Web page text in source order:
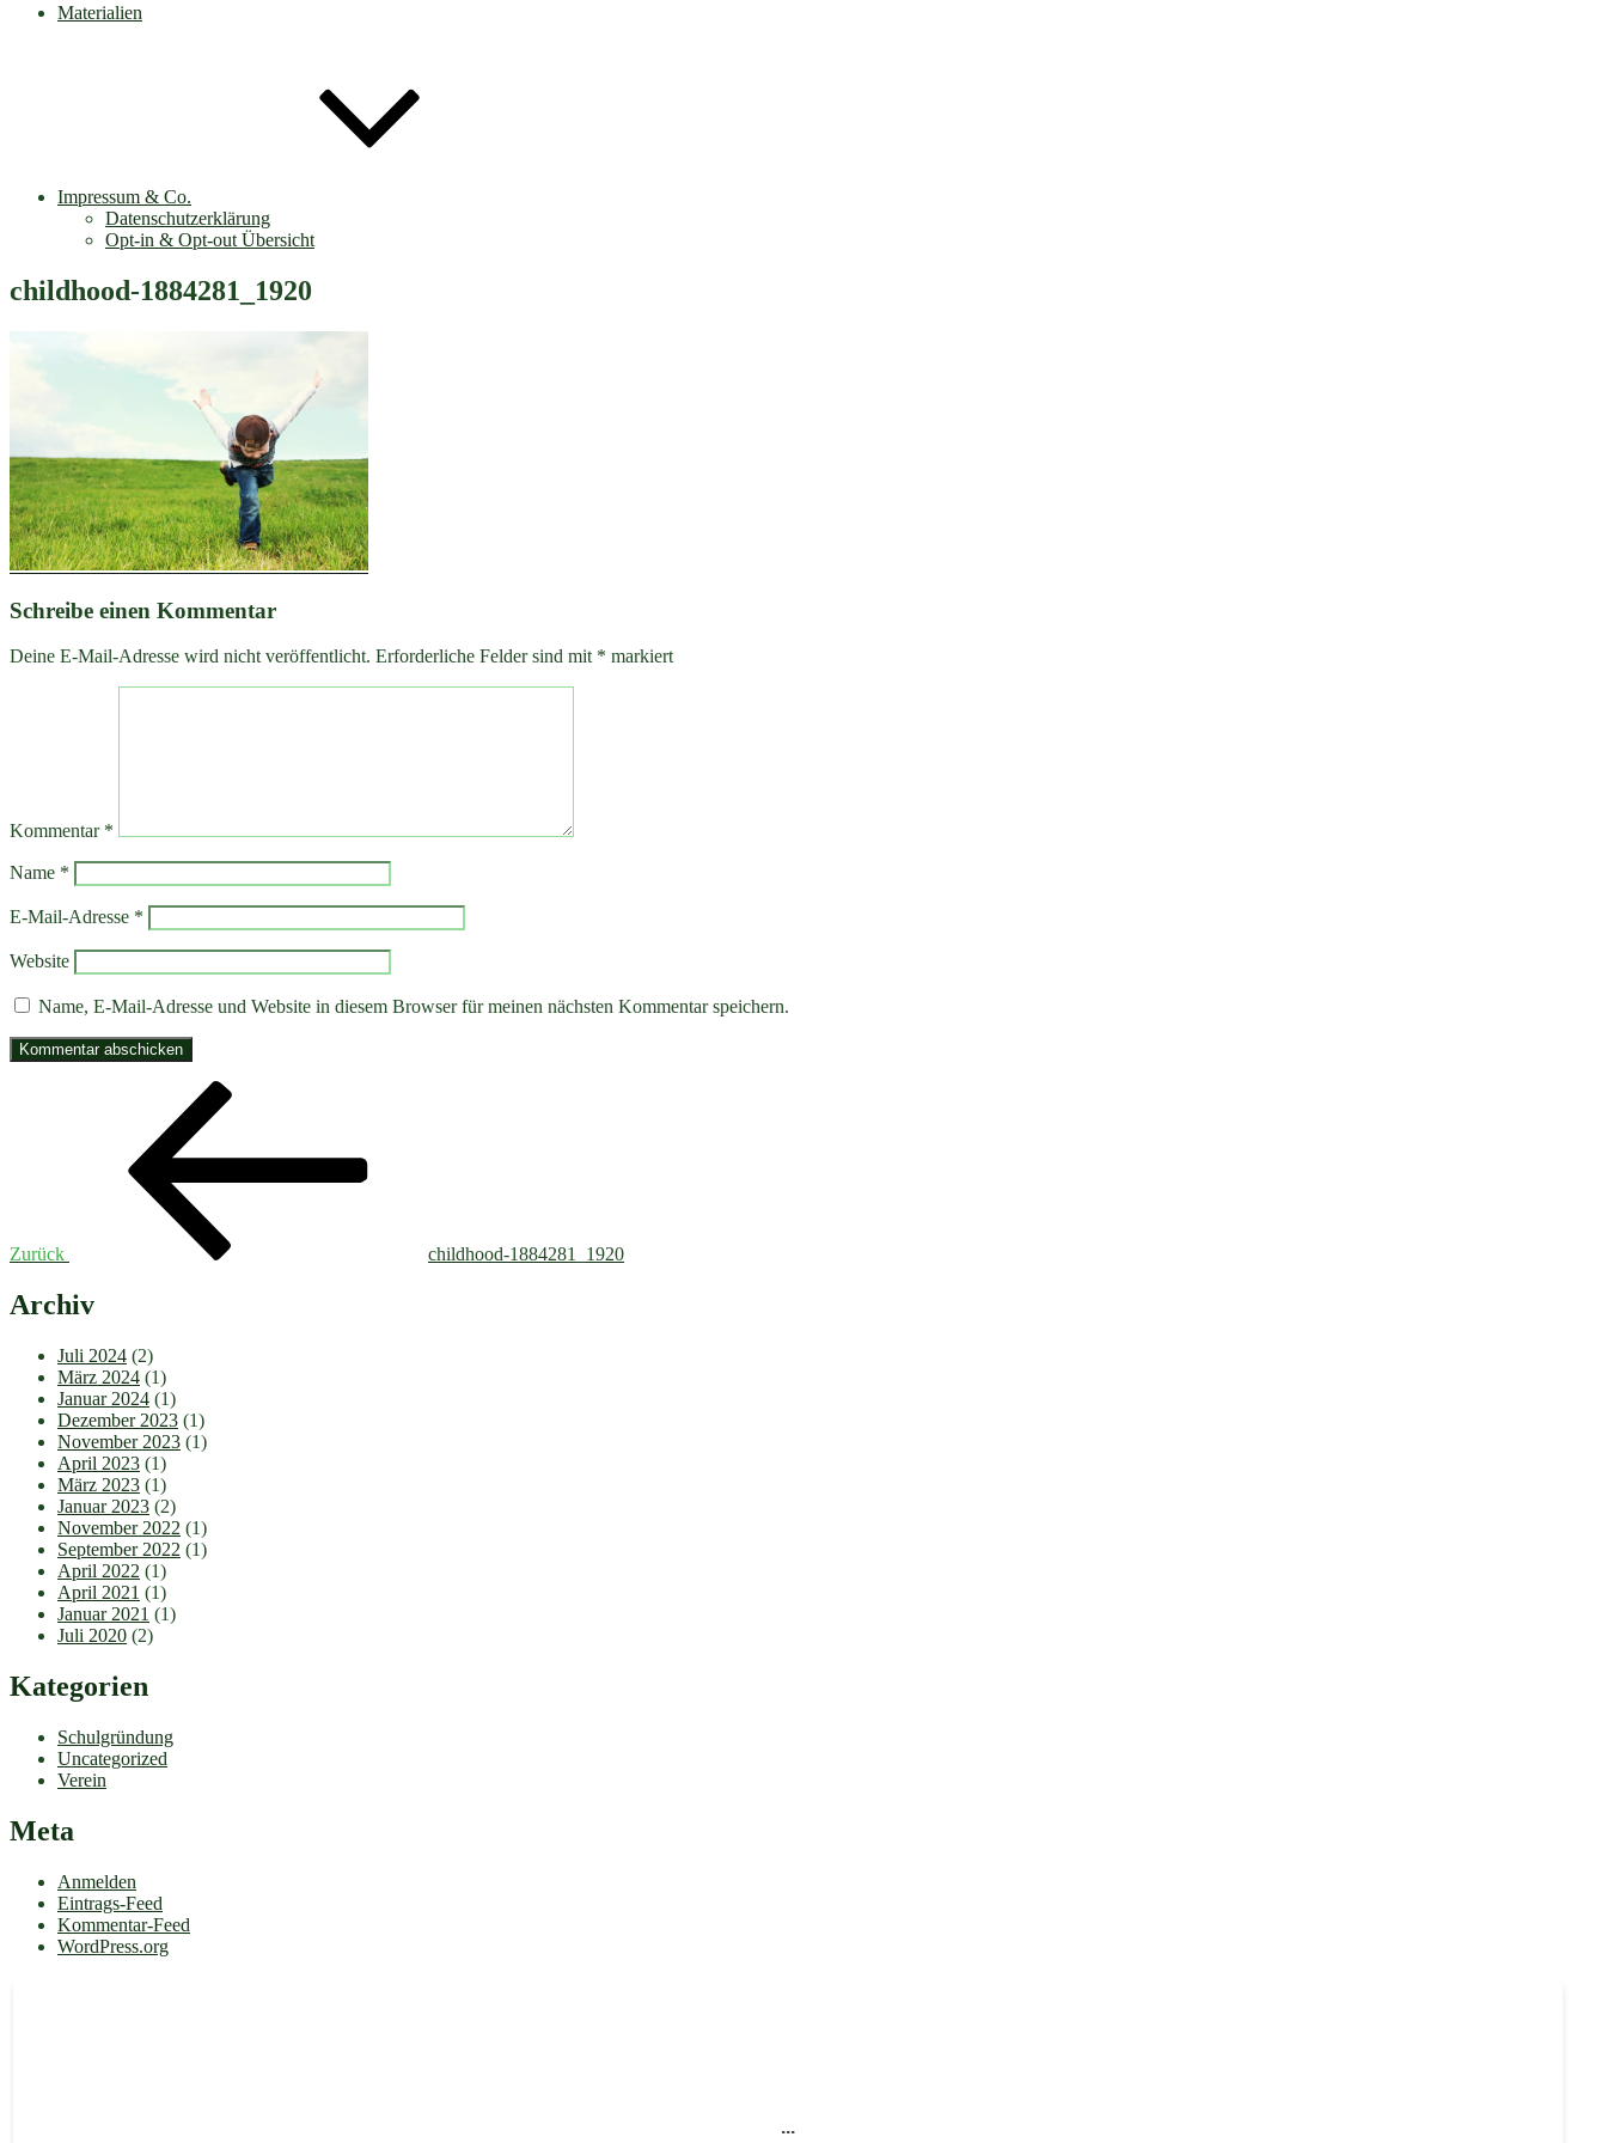
Materialien
Impressum & Co.
Datenschutzerklärung
Opt-in & Opt-out Übersicht
childhood-1884281_1920
Schreibe einen Kommentar
Deine E-Mail-Adresse wird nicht veröffentlicht. Erforderliche Felder sind mit * markiert
Kommentar *
Name *
E-Mail-Adresse *
Website
Name, E-Mail-Adresse und Website in diesem Browser für meinen nächsten Kommentar speichern.
Beitragsnavigation
Zurück childhood-1884281_1920
Archiv
Juli 2024 (2)
März 2024 (1)
Januar 2024 (1)
Dezember 2023 (1)
November 2023 (1)
April 2023 (1)
März 2023 (1)
Januar 2023 (2)
November 2022 (1)
September 2022 (1)
April 2022 (1)
April 2021 (1)
Januar 2021 (1)
Juli 2020 (2)
Kategorien
Schulgründung
Uncategorized
Verein
Meta
Anmelden
Eintrags-Feed
Kommentar-Feed
WordPress.org